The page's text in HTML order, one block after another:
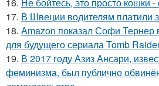
17. В Швеции водителям платили
18. Amazon показал Софи Тернер
для будущего сериала Tomb
19. В 2017 году Азиз Ансари,
феминизма, был публично